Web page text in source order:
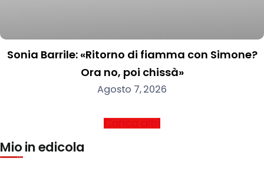
Sonia Barrile: «Ritorno di fiamma con Simone?
Ora no, poi chissà»
Agosto 7, 2026
Carica altri
Mio in edicola